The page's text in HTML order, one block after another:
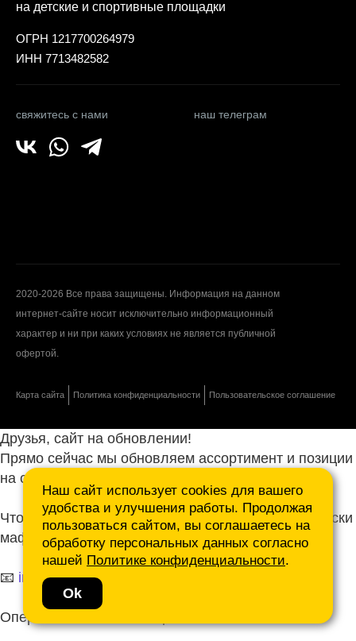
на детские и спортивные площадки
ОГРН 1217700264979
ИНН 7713482582
свяжитесь с нами наш телеграм
2020-2026 Все права защищены. Информация на данном
интернет-сайте носит исключительно информационный
характер и ни при каких условиях не является публичной
офертой.
Карта сайта Политика конфиденциальности Пользовательское соглашение
Наш сайт использует cookies для вашего
удобства и улучшения работы. Продолжая
пользоваться сайтом, вы соглашаетесь на
обработку персональных данных согласно
нашей Политике конфиденциальности.
Ok
Друзья, сайт на обновлении!
Прямо сейчас мы обновляем ассортимент и позиции
на сайте.
Чтобы не ждать, присылайте ваши запросы и списки
маф нам на почту.
📧 info@mafmasterfibre.ru
Оперативно ответим и просчитаем КП!